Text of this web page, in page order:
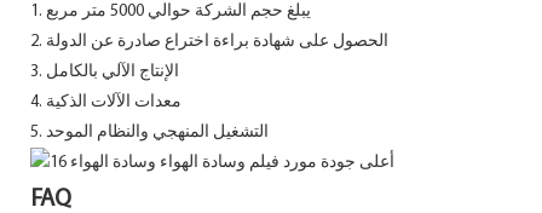
1. يبلغ حجم الشركة حوالي 5000 متر مربع
2. الحصول على شهادة براءة اختراع صادرة عن الدولة
3. الإنتاج الآلي بالكامل
4. معدات الآلات الذكية
5. التشغيل المنهجي والنظام الموحد
FAQ